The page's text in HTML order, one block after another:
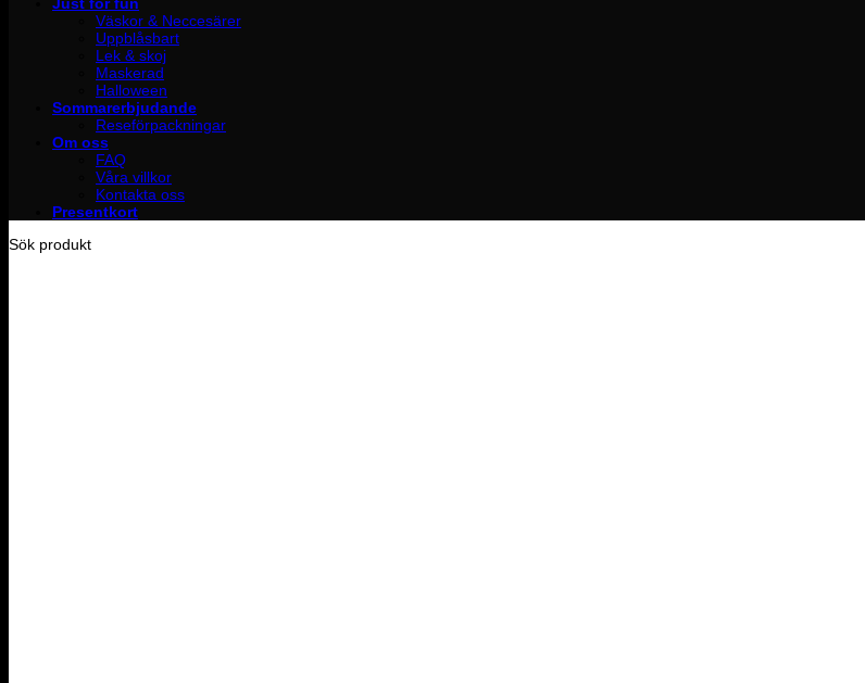
Väskor & Neccesärer
Uppblåsbart
Lek & skoj
Maskerad
Halloween
Sommarerbjudande
Reseförpackningar
Om oss
FAQ
Våra villkor
Kontakta oss
Presentkort
Sök produkt